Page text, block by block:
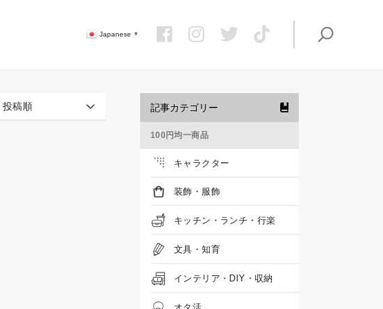
Japanese ▼
投稿順 記事カテゴリー
100円均一商品
キャラクター
装飾・服飾
キッチン・ランチ・行楽
文具・知育
インテリア・DIY・収納